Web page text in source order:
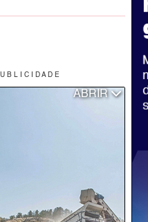
B L I C I D A D E
ABRIR